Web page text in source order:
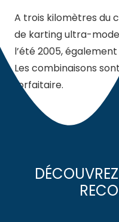
A trois kilomètres du
de karting ultra-
l’été 2005,
Les combinaisons
forfaitaire.